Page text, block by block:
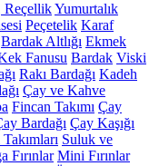
ReçellikYumurtalık
Peçetelik Karaf
Bardak Altlığı Ekmek
Fanusu Bardak Viski
Rakı Bardağı Kadeh
Çay ve Kahve
Fincan Takımı Çay
Bardağı Çay Kaşığı
Suluk ve
Fırınlar Mini Fırınlar